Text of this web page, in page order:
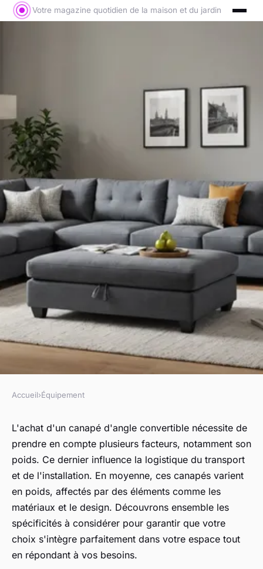
Votre magazine quotidien de la maison et du jardin
ÉQUIPEMENT
Poids moyen d'un canapé
d'angle convertible : ce qu'il
faut savoir
Capucine• 13 décembre 2024 •4 min de lecture
Accueil›Équipement
L'achat d'un canapé d'angle convertible nécessite de
prendre en compte plusieurs facteurs, notamment son
poids. Ce dernier influence la logistique du transport
et de l'installation. En moyenne, ces canapés varient
en poids, affectés par des éléments comme les
matériaux et le design. Découvrons ensemble les
spécificités à considérer pour garantir que votre
choix s'intègre parfaitement dans votre espace tout
en répondant à vos besoins.